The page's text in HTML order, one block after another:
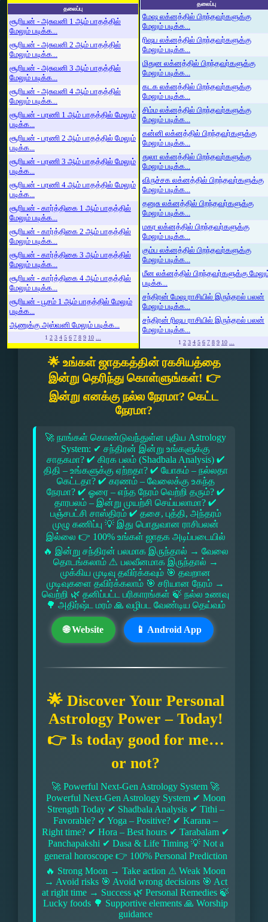
தலைப்பு
சூரியன் - அசுவனி 1 ஆம் பாதத்தில்
மேலும் படிக்க...
சூரியன் - அசுவனி 2 ஆம் பாதத்தில்
மேலும் படிக்க...
சூரியன் - அசுவனி 3 ஆம் பாதத்தில்
மேலும் படிக்க...
சூரியன் - அசுவனி 4 ஆம் பாதத்தில்
மேலும் படிக்க...
சூரியன் - பரணி 1 ஆம் பாதத்தில் மேலும்
படிக்க...
சூரியன் - பரணி 2 ஆம் பாதத்தில் மேலும்
படிக்க...
சூரியன் - பரணி 3 ஆம் பாதத்தில் மேலும்
படிக்க...
சூரியன் - பரணி 4 ஆம் பாதத்தில் மேலும்
படிக்க...
சூரியன் - கார்த்திகை 1 ஆம் பாதத்தில்
மேலும் படிக்க...
சூரியன் - கார்த்திகை 2 ஆம் பாதத்தில்
மேலும் படிக்க...
சூரியன் - கார்த்திகை 3 ஆம் பாதத்தில்
மேலும் படிக்க...
சூரியன் - கார்த்திகை 4 ஆம் பாதத்தில்
மேலும் படிக்க...
சூரியன் - பூசம் 1 ஆம் பாதத்தில் மேலும்
படிக்க...
ஆணுக்கு அஸ்வனி மேலும் படிக்க...
1 2 3 4 5 6 7 8 9 10 ...
தலைப்பு
மேஷ லக்னத்தில் பிறந்தவர்களுக்கு
மேலும் படிக்க...
ரிஷப லக்னத்தில் பிறந்தவர்களுக்கு
மேலும் படிக்க...
மிதுன லக்னத்தில் பிறந்தவர்களுக்கு
மேலும் படிக்க...
கடக லக்னத்தில் பிறந்தவர்களுக்கு
மேலும் படிக்க...
சிம்ம லக்னத்தில் பிறந்தவர்களுக்கு
மேலும் படிக்க...
கன்னி லக்னத்தில் பிறந்தவர்களுக்கு
மேலும் படிக்க...
துலா லக்னத்தில் பிறந்தவர்களுக்கு
மேலும் படிக்க...
விருச்சக லக்னத்தில் பிறந்தவர்களுக்கு
மேலும் படிக்க...
தனுசு லக்னத்தில் பிறந்தவர்களுக்கு
மேலும் படிக்க...
மகர லக்னத்தில் பிறந்தவர்களுக்கு
மேலும் படிக்க...
கும்ப லக்னத்தில் பிறந்தவர்களுக்கு
மேலும் படிக்க...
மீன லக்னத்தில் பிறந்தவர்களுக்கு
படிக்க...
சந்திரன் மேஷ ராசியில் இருந்தால் பலன்
மேலும் படிக்க...
சந்திரன் ரிஷப ராசியில் இருந்தால் பலன்
மேலும் படிக்க...
1 2 3 4 5 6 7 8 9 10 ...
🌟 உங்கள் ஜாதகத்தின் ரகசியத்தை
இன்று தெரிந்து கொள்ளுங்கள்! 👉
இன்று எனக்கு நல்ல நேரமா? கெட்ட
நேரமா?
🚀 நாங்கள் கொண்டுவந்துள்ள புதிய Astrology
System: ✔ சந்திரன் இன்று உங்களுக்கு
சாதகமா? ✔ கிரக பலம் (Shadbala Analysis) ✔
திதி – உங்களுக்கு ஏற்றதா? ✔ யோகம் – நல்லதா
கெட்டதா? ✔ கரணம் – வேலைக்கு உகந்த
நேரமா? ✔ ஓரை – எந்த நேரம் வெற்றி தரும்? ✔
தாரபலம் – இன்று முயற்சி செய்யலாமா? ✔
பஞ்சபட்சி சாஸ்திரம் ✔ தசை, புத்தி, அந்தரம்
முழு கணிப்பு 💡 இது பொதுவான ராசிபலன்
இல்லை 👉 100% உங்கள் ஜாதக அடிப்படையில்
🔥 இன்று சந்திரன் பலமாக இருந்தால் → வேலை
தொடங்கலாம் ⚠ பலவீனமாக இருந்தால் →
முக்கிய முடிவு தவிர்க்கவும் 🎯 தவறான
முடிவுகளை தவிர்க்கலாம் 🎯 சரியான நேரம் →
வெற்றி 🌿 தனிப்பட்ட பரிகாரங்கள் 🍃 நல்ல உணவு
🌳 அதிர்ஷ்ட மரம் 🙏 வழிபட வேண்டிய தெய்வம்
🌐 Website 📱 Android App
🌟 Discover Your Personal
Astrology Power – Today!
👉 Is today good for me…
or not?
🚀 Powerful Next-Gen Astrology System 🚀
Powerful Next-Gen Astrology System ✔ Moon
Strength Today ✔ Shadbala Analysis ✔ Tithi –
Favorable? ✔ Yoga – Positive? ✔ Karana –
Right time? ✔ Hora – Best hours ✔ Tarabalam ✔
Panchapakshi ✔ Dasa & Life Timing 💡 Not a
general horoscope 👉 100% Personal Prediction
🔥 Strong Moon → Take action ⚠ Weak Moon
→ Avoid risks 🎯 Avoid wrong decisions 🎯 Act
at right time → Success 🌿 Personal Remedies 🍃
Lucky foods 🌳 Supportive elements 🙏 Worship
guidance